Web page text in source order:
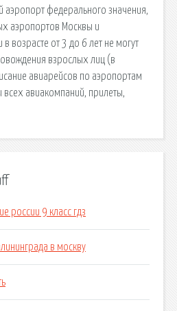
федерального значения,
аэропортов Москвы и
в возрасте от 3 до 6 лет не могут
взрослых лиц (в
авиарейсов по аэропортам
авиакомпаний, прилеты,
россии 9 класс гдз
в москву